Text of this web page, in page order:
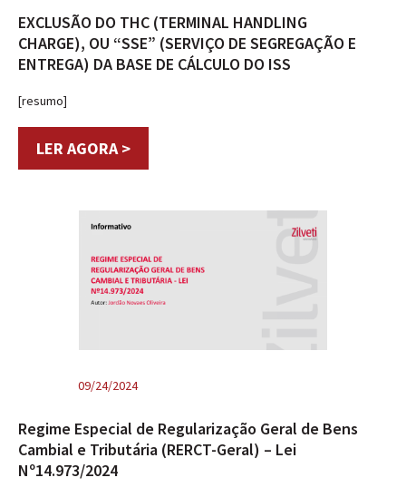
EXCLUSÃO DO THC (TERMINAL HANDLING
CHARGE), OU “SSE” (SERVIÇO DE SEGREGAÇÃO E
ENTREGA) DA BASE DE CÁLCULO DO ISS
[resumo]
LER AGORA >
09/24/2024
Regime Especial de Regularização Geral de Bens
Cambial e Tributária (RERCT-Geral) – Lei
Nº14.973/2024